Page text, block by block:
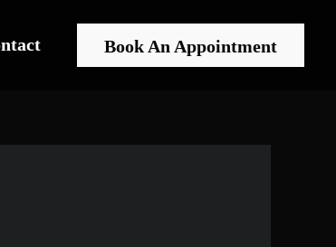
Book An Appointment